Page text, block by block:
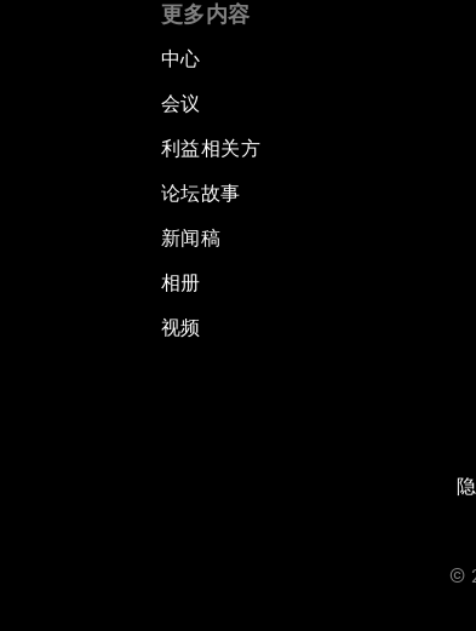
更多内容
中心
会议
利益相关方
论坛故事
新闻稿
相册
视频
©